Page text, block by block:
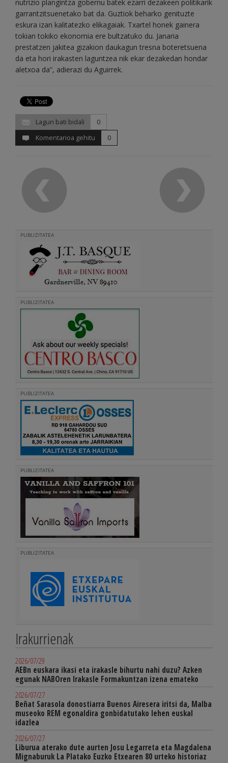
nutrizio plangintza gobernu batek ezarri dezakeen politikarik
garrantzitsuenetako bat da. Guztiok beharko genituzte
eskura izan kalitatezko elikagaiak. Txartel honek gainera
tokian tokiko ekonomia ere bultzatuko du. Janaria
prestatzen jakitea gizakion daukagun tresna boteretsuena
da eta hori irakasten laguntzea nik ekar dezakedan hondar
aletxoa da”, adierazi du Aguirrek.
Lagun bati bidali
0
Komentarioa gehitu
0
PUBLIZITATEA
PUBLIZITATEA
PUBLIZITATEA
PUBLIZITATEA
PUBLIZITATEA
Irakurrienak
2026/07/29
AEBn euskara ikasi eta irakasle bihurtu nahi duzu? Azken
egunak NABOren Irakasle Formakuntzan izena emateko
2026/07/27
Beñat Sarasola donostiarra Buenos Airesera iritsi da, Malba
museoko REM egonaldira gonbidatutako lehen euskal
idazlea
2026/07/27
Liburua aterako dute aurten Josu Legarreta eta Magdalena
Mignaburuk La Platako Euzko Etxearen 80 urteko historiaz